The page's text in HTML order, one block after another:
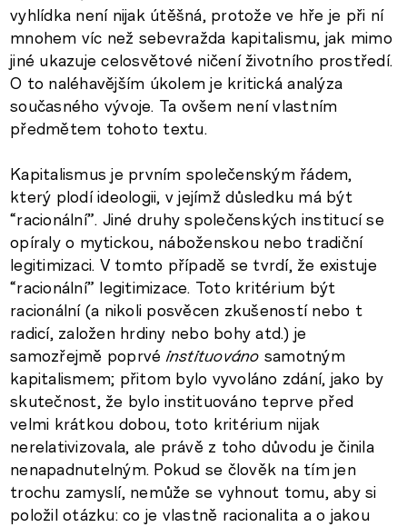
vyhlídka není nijak útěšná, protože ve hře je při ní
mnohem víc než sebevražda kapitalismu, jak mimo
jiné ukazuje celosvětové ničení životního prostředí.
O to naléhavějším úkolem je kritická analýza
současného vývoje. Ta ovšem není vlastním
předmětem tohoto textu.
Kapitalismus je prvním společenským řádem,
který plodí ideologii, v jejímž důsledku má být
“racionální”. Jiné druhy společenských institucí se
opíraly o mytickou, náboženskou nebo tradiční
legitimizaci. V tomto případě se tvrdí, že existuje
“racionální” legitimizace. Toto kritérium být
racionální (a nikoli posvěcen zkušeností nebo t
radicí, založen hrdiny nebo bohy atd.) je
samozřejmě poprvé instituováno samotným
kapitalismem; přitom bylo vyvoláno zdání, jako by
skutečnost, že bylo instituováno teprve před
velmi krátkou dobou, toto kritérium nijak
nerelativizovala, ale právě z toho důvodu je činila
nenapadnutelným. Pokud se člověk na tím jen
trochu zamyslí, nemůže se vyhnout tomu, aby si
položil otázku: co je vlastně racionalita a o jakou